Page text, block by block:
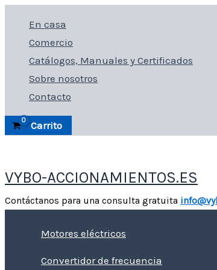
contenido
En casa
Comercio
Catálogos, Manuales y Certificados
Sobre nosotros
Contacto
Carrito
VYBO-ACCIONAMIENTOS.ES
Contáctanos para una consulta gratuita
Motores eléctricos
Convertidor de frecuencia